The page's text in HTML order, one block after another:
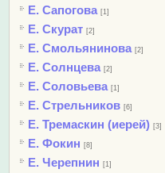
Е. Сапогова [1]
Е. Скурат [2]
Е. Смольянинова [2]
Е. Солнцева [2]
Е. Соловьева [1]
Е. Стрельников [6]
Е. Тремаскин (иерей) [3]
Е. Фокин [8]
Е. Черепнин [1]